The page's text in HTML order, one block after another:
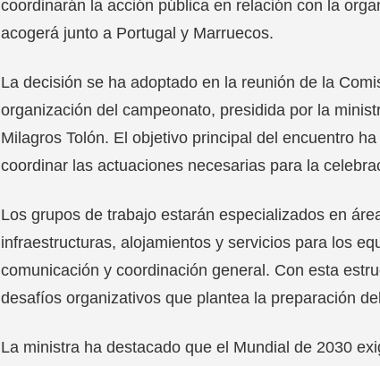
coordinarán la acción pública en relación con la
acogerá junto a Portugal y Marruecos.
La decisión se ha adoptado en la reunión de la
organización del campeonato, presidida por la
Milagros Tolón. El objetivo principal del encuentro
coordinar las actuaciones necesarias para la
Los grupos de trabajo estarán especializados en
infraestructuras, alojamientos y servicios para los
comunicación y coordinación general. Con esta
desafíos organizativos que plantea la preparación
La ministra ha destacado que el Mundial de 2030